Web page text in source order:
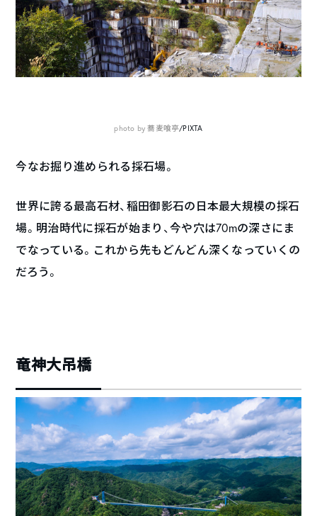
photo by 蕎麦喰亭/PIXTA
今なお掘り進められる採石場。
世界に誇る最高石材、稲田御影石の日本最大規模の採石
場。明治時代に採石が始まり、今や穴は70mの深さにま
でなっている。これから先もどんどん深くなっていくの
だろう。
竜神大吊橋